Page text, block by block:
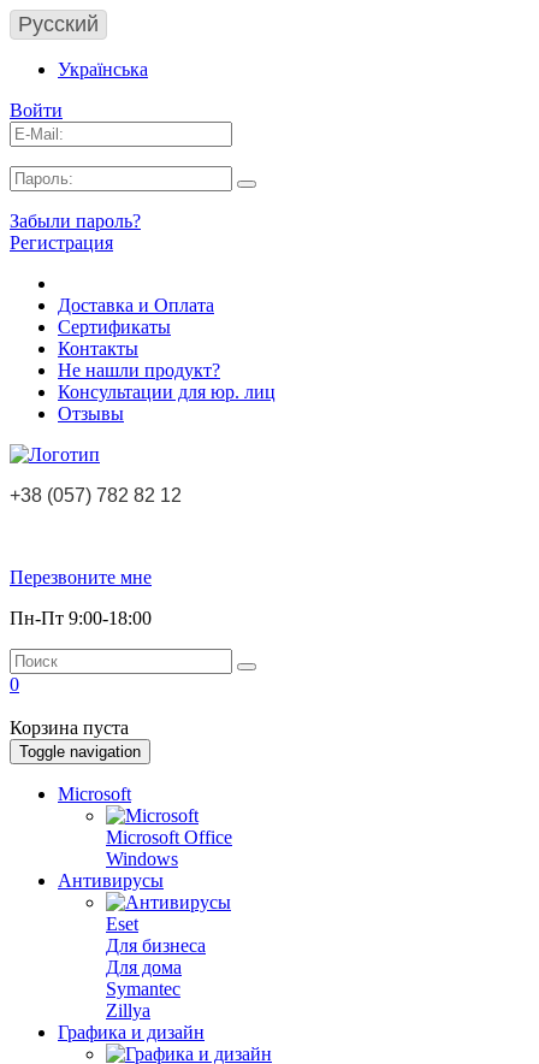
Русский
Українська
Войти
Забыли пароль?
Регистрация
Доставка и Оплата
Сертификаты
Контакты
Не нашли продукт?
Консультации для юр. лиц
Отзывы
+38 (057) 782 82 12
Перезвоните мне
Пн-Пт 9:00-18:00
0
Корзина пуста
Toggle navigation
Microsoft
Microsoft Office
Windows
Антивирусы
Eset
Для бизнеса
Для дома
Symantec
Zillya
Графика и дизайн